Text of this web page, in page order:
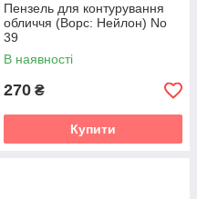
Пензель для контурування
обличчя (Ворс: Нейлон) No
39
В наявності
270 ₴
Купити